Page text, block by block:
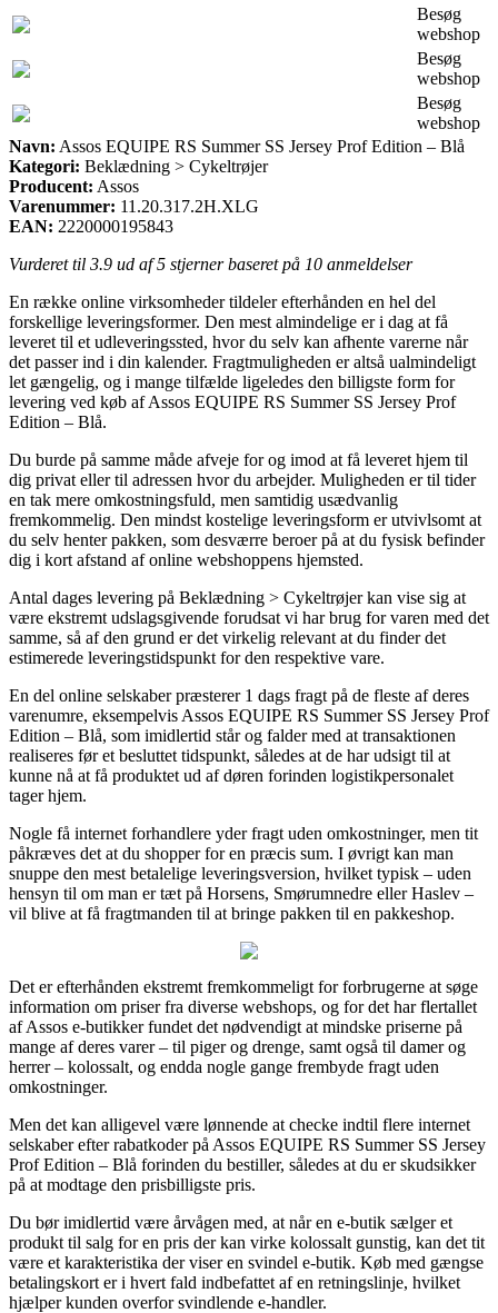
Besøg
webshop
Besøg
webshop
Besøg
webshop
Navn: Assos EQUIPE RS Summer SS Jersey Prof Edition – Blå
Kategori: Beklædning > Cykeltrøjer
Producent: Assos
Varenummer: 11.20.317.2H.XLG
EAN: 2220000195843
Vurderet til 3.9 ud af 5 stjerner baseret på 10 anmeldelser
En række online virksomheder tildeler efterhånden en hel del
forskellige leveringsformer. Den mest almindelige er i dag at få
leveret til et udleveringssted, hvor du selv kan afhente varerne når
det passer ind i din kalender. Fragtmuligheden er altså ualmindeligt
let gængelig, og i mange tilfælde ligeledes den billigste form for
levering ved køb af Assos EQUIPE RS Summer SS Jersey Prof
Edition – Blå.
Du burde på samme måde afveje for og imod at få leveret hjem til
dig privat eller til adressen hvor du arbejder. Muligheden er til tider
en tak mere omkostningsfuld, men samtidig usædvanlig
fremkommelig. Den mindst kostelige leveringsform er utvivlsomt at
du selv henter pakken, som desværre beroer på at du fysisk befinder
dig i kort afstand af online webshoppens hjemsted.
Antal dages levering på Beklædning > Cykeltrøjer kan vise sig at
være ekstremt udslagsgivende forudsat vi har brug for varen med det
samme, så af den grund er det virkelig relevant at du finder det
estimerede leveringstidspunkt for den respektive vare.
En del online selskaber præsterer 1 dags fragt på de fleste af deres
varenumre, eksempelvis Assos EQUIPE RS Summer SS Jersey Prof
Edition – Blå, som imidlertid står og falder med at transaktionen
realiseres før et besluttet tidspunkt, således at de har udsigt til at
kunne nå at få produktet ud af døren forinden logistikpersonalet
tager hjem.
Nogle få internet forhandlere yder fragt uden omkostninger, men tit
påkræves det at du shopper for en præcis sum. I øvrigt kan man
snuppe den mest betalelige leveringsversion, hvilket typisk – uden
hensyn til om man er tæt på Horsens, Smørumnedre eller Haslev –
vil blive at få fragtmanden til at bringe pakken til en pakkeshop.
Det er efterhånden ekstremt fremkommeligt for forbrugerne at søge
information om priser fra diverse webshops, og for det har flertallet
af Assos e-butikker fundet det nødvendigt at mindske priserne på
mange af deres varer – til piger og drenge, samt også til damer og
herrer – kolossalt, og endda nogle gange frembyde fragt uden
omkostninger.
Men det kan alligevel være lønnende at checke indtil flere internet
selskaber efter rabatkoder på Assos EQUIPE RS Summer SS Jersey
Prof Edition – Blå forinden du bestiller, således at du er skudsikker
på at modtage den prisbilligste pris.
Du bør imidlertid være årvågen med, at når en e-butik sælger et
produkt til salg for en pris der kan virke kolossalt gunstig, kan det tit
være et karakteristika der viser en svindel e-butik. Køb med gængse
betalingskort er i hvert fald indbefattet af en retningslinje, hvilket
hjælper kunden overfor svindlende e-handler.